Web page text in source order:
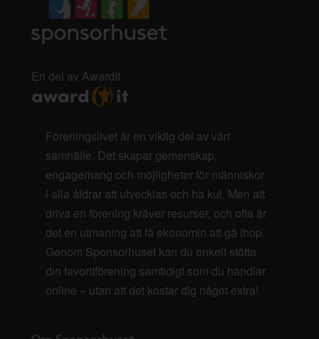
En del av AwardIt
Föreningslivet är en viktig del av vårt
samhälle. Det skapar gemenskap,
engagemang och möjligheter för människor
i alla åldrar att utvecklas och ha kul. Men att
driva en förening kräver resurser, och ofta är
det en utmaning att få ekonomin att gå ihop.
Genom Sponsorhuset kan du enkelt stötta
din favoritförening samtidigt som du handlar
online – utan att det kostar dig något extra!